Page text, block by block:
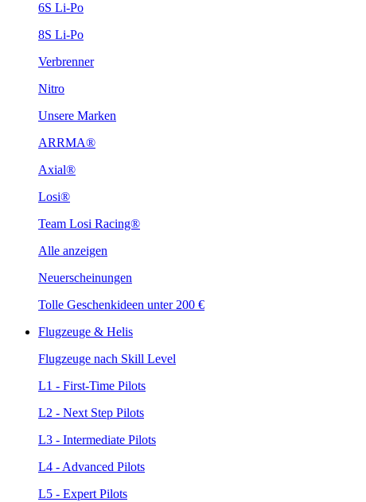
6S Li-Po
8S Li-Po
Verbrenner
Nitro
Unsere Marken
ARRMA®
Axial®
Losi®
Team Losi Racing®
Alle anzeigen
Neuerscheinungen
Tolle Geschenkideen unter 200 €
Flugzeuge & Helis
Flugzeuge nach Skill Level
L1 - First-Time Pilots
L2 - Next Step Pilots
L3 - Intermediate Pilots
L4 - Advanced Pilots
L5 - Expert Pilots